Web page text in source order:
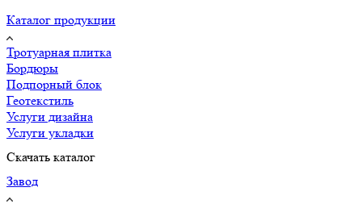
Каталог продукции
Тротуарная плитка
Бордюры
Подпорный блок
Геотекстиль
Услуги дизайна
Услуги укладки
Скачать каталог
Завод